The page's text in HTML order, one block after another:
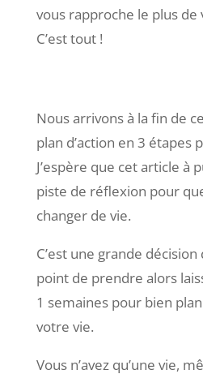
vous rapproche le plus de
C’est tout !
Nous arrivons à la fin de
plan d’action en 3 étapes
J’espère que cet article à
piste de réflexion pour
changer de vie.
C’est une grande
point de prendre alors
1 semaines pour bien
votre vie.
Vous n’avez qu’une vie,